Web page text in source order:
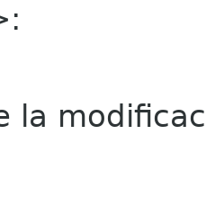
la